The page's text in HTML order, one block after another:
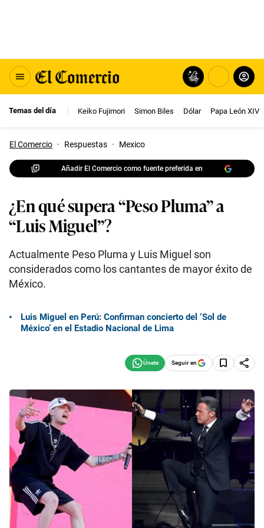
Temas del día Keiko Fujimori Simon Biles Dólar Papa León XIV
El Comercio · Respuestas · Mexico
Añadir El Comercio como fuente preferida en
¿En qué supera “Peso Pluma” a
“Luis Miguel”?
Actualmente Peso Pluma y Luis Miguel son
considerados como los cantantes de mayor éxito de
México.
Luis Miguel en Perú: Confirman concierto del ‘Sol de
México’ en el Estadio Nacional de Lima
Seguir en